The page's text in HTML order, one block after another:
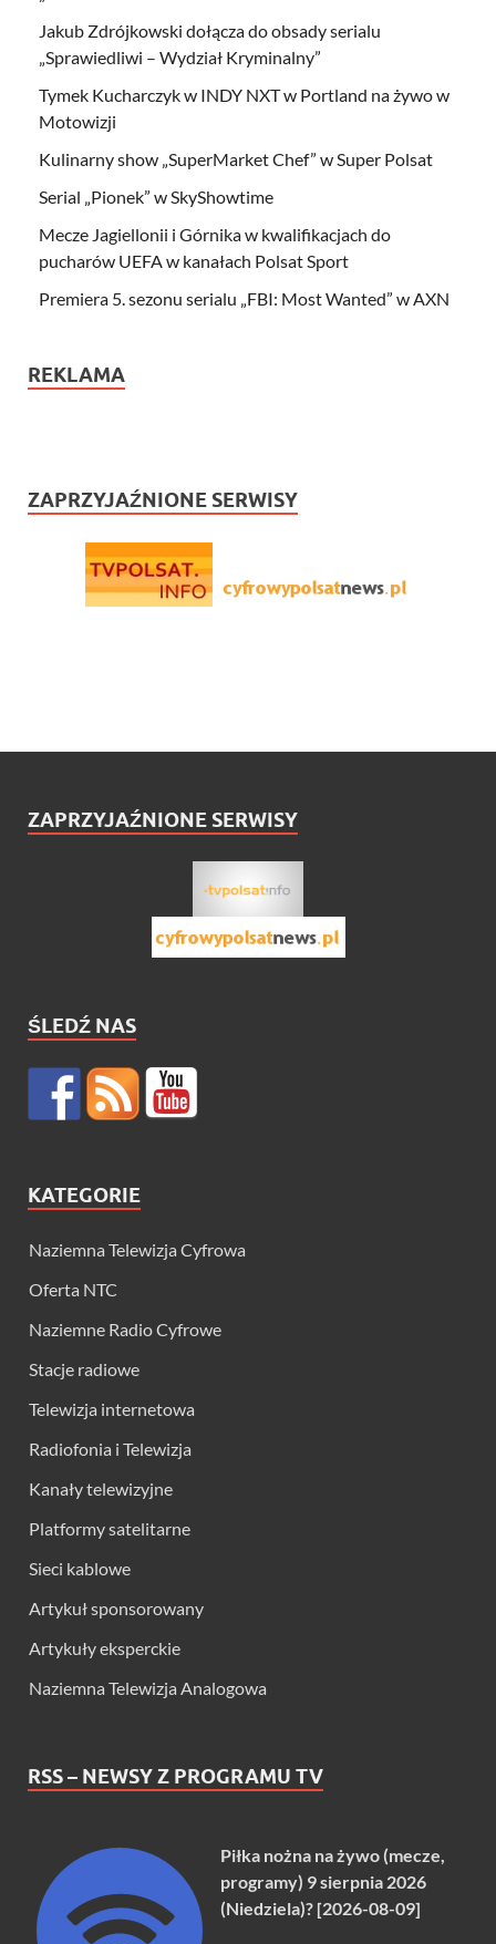
Jakub Zdrójkowski dołącza do obsady serialu
„Sprawiedliwi – Wydział Kryminalny”
Tymek Kucharczyk w INDY NXT w Portland na żywo w
Motowizji
Kulinarny show „SuperMarket Chef” w Super Polsat
Serial „Pionek” w SkyShowtime
Mecze Jagiellonii i Górnika w kwalifikacjach do
pucharów UEFA w kanałach Polsat Sport
Premiera 5. sezonu serialu „FBI: Most Wanted” w AXN
REKLAMA
ZAPRZYJAŹNIONE SERWISY
ZAPRZYJAŹNIONE SERWISY
ŚLEDŹ NAS
KATEGORIE
Naziemna Telewizja Cyfrowa
Oferta NTC
Naziemne Radio Cyfrowe
Stacje radiowe
Telewizja internetowa
Radiofonia i Telewizja
Kanały telewizyjne
Platformy satelitarne
Sieci kablowe
Artykuł sponsorowany
Artykuły eksperckie
Naziemna Telewizja Analogowa
RSS – NEWSY Z PROGRAMU TV
Piłka nożna na żywo (mecze,
programy) 9 sierpnia 2026
(Niedziela)? [2026-08-09]